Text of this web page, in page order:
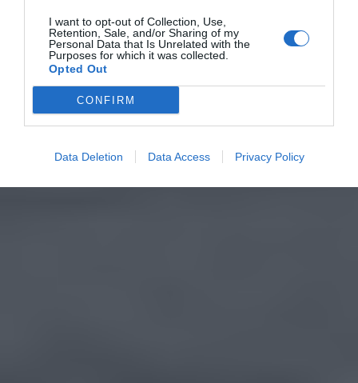
I want to opt-out of Collection, Use,
Retention, Sale, and/or Sharing of my
Personal Data that Is Unrelated with the
Purposes for which it was collected.
Opted Out
CONFIRM
Data Deletion Data Access Privacy Policy